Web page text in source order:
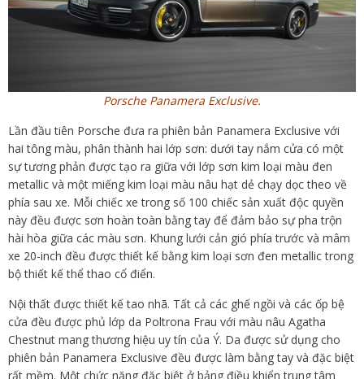
Porsche Panamera Exclusive.
Lần đầu tiên Porsche đưa ra phiên bản Panamera Exclusive với
hai tông màu, phân thành hai lớp sơn: dưới tay nắm cửa có một
sự tương phản được tạo ra giữa với lớp sơn kim loại màu đen
metallic và một miếng kim loại màu nâu hạt dẻ chạy dọc theo về
phía sau xe. Mỗi chiếc xe trong số 100 chiếc sản xuất độc quyền
này đều được sơn hoàn toàn bằng tay để đảm bảo sự pha trộn
hài hòa giữa các màu sơn. Khung lưới cản gió phía trước và mâm
xe 20-inch đều được thiết kế bằng kim loại sơn đen metallic trong
bộ thiết kế thể thao cổ điển.
Nội thất được thiết kế tao nhã. Tất cả các ghế ngồi và các ốp bệ
cửa đều được phủ lớp da Poltrona Frau với màu nâu Agatha
Chestnut mang thương hiệu uy tín của Ý. Da được sử dụng cho
phiên bản Panamera Exclusive đều được làm bằng tay và đặc biệt
rất mềm. Một chức năng đặc biệt ở bảng điều khiển trung tâm